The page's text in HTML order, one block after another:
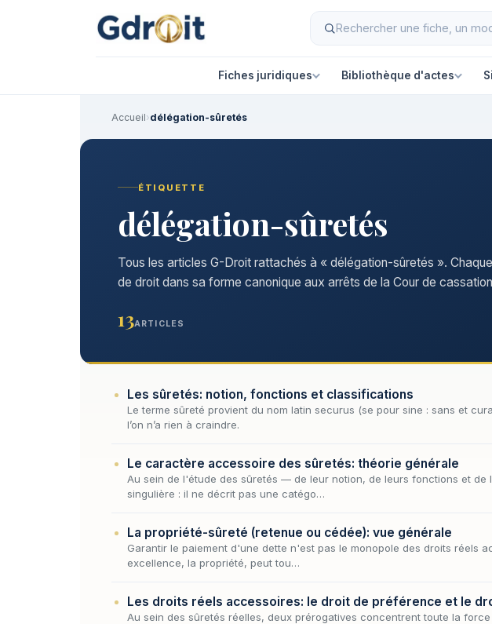
Fiches juridiques Bibliothèque d'actes
Accueil›délégation-sûretés
ÉTIQUETTE
délégation-sûretés
Tous les articles G-Droit rattachés à « délégation-sûretés ».
de droit dans sa forme canonique aux arrêts de la Cour de
13ARTICLES
Les sûretés: notion, fonctions et classifications
Le terme sûreté provient du nom latin securus (se pour sine : sans et
l’on n’a rien à craindre.
Le caractère accessoire des sûretés: théorie générale
Au sein de l'étude des sûretés — de leur notion, de leurs fonctions et
singulière : il ne décrit pas une catégo…
La propriété-sûreté (retenue ou cédée): vue générale
Garantir le paiement d'une dette n'est pas le monopole des droits réels
excellence, la propriété, peut tou…
Les droits réels accessoires: le droit de préférence et le
Au sein des sûretés réelles, deux prérogatives concentrent toute la